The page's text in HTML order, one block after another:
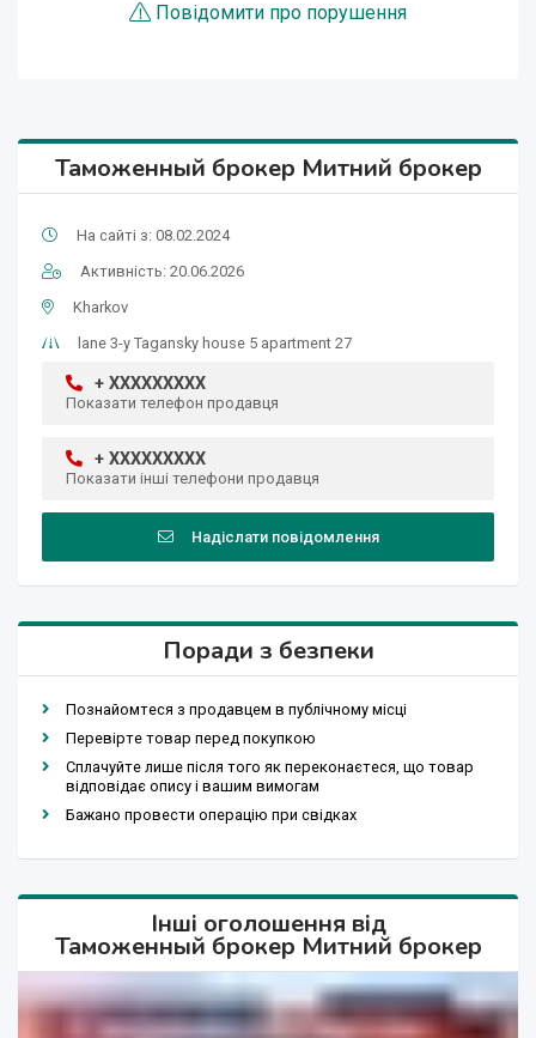
Повідомити про порушення
Таможенный брокер Митний брокер
На сайті з: 08.02.2024
Активність: 20.06.2026
Kharkov
lane 3-y Tagansky house 5 apartment 27
+ XXXXXXXXX
Показати телефон продавця
+ XXXXXXXXX
Показати інші телефони продавця
Надіслати повідомлення
Поради з безпеки
Познайомтеся з продавцем в публічному місці
Перевірте товар перед покупкою
Сплачуйте лише після того як переконаєтеся, що товар
відповідає опису і вашим вимогам
Бажано провести операцію при свідках
Інші оголошення від
Таможенный брокер Митний брокер